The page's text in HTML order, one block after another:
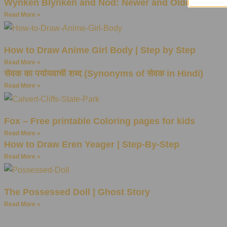
Wynken Blynken and Nod: Newer and Older
Read More »
How to Draw Anime Girl Body | Step by Step
Read More »
सेवक का पर्यायवाची शब्द (Synonyms of सेवक in Hindi)
Read More »
Fox – Free printable Coloring pages for kids
Read More »
How to Draw Eren Yeager | Step-By-Step
Read More »
The Possessed Doll | Ghost Story
Read More »